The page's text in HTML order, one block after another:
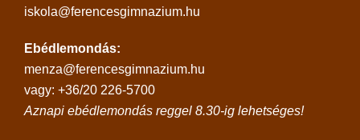
iskola@ferencesgimnazium.hu
Ebédlemondás:
menza@ferencesgimnazium.hu
vagy: +36/20 226-5700
Aznapi ebédlemondás reggel 8.30-ig lehetséges!